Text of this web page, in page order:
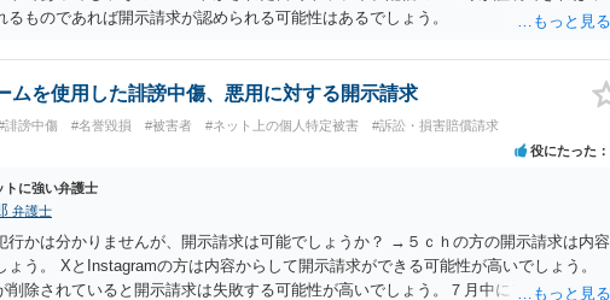
るものであれば開示請求が認められる可能性はあるでしょう。
ムを使用した誹謗中傷、悪用に対する開示請求
誹謗中傷 #名誉毀損 #被害者 #ネット上の個人特定被害 #訴訟・損害賠償請求
役にたった
トに強い弁護士
弁護士
行かは分かりませんが、開示請求は可能でしょうか？ →５ｃｈの方の開示請求は内容
ょう。 XとInstagramの方は内容からして開示請求ができる可能性が高いでしょう。
削除されていると開示請求は失敗する可能性が高いでしょう。７月中にアカウントが